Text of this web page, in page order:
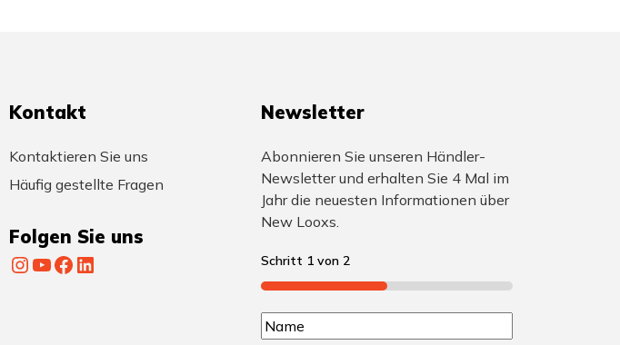
Kontakt
Kontaktieren Sie uns
Häufig gestellte Fragen
Folgen Sie uns
InstagramYouTube Facebook LinkedIn
Newsletter
Abonnieren Sie unseren Händler-
Newsletter und erhalten Sie 4 Mal im
Jahr die neuesten Informationen über
New Looxs.
Schritt 1 von 2
50%
N